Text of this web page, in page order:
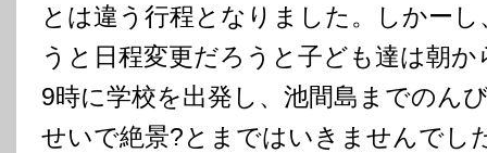
とは違う行程となりました。しかー
うと日程変更だろうと子ども達は朝
9時に学校を出発し、池間島までのん
せいで絶景?とまではいきませんでし